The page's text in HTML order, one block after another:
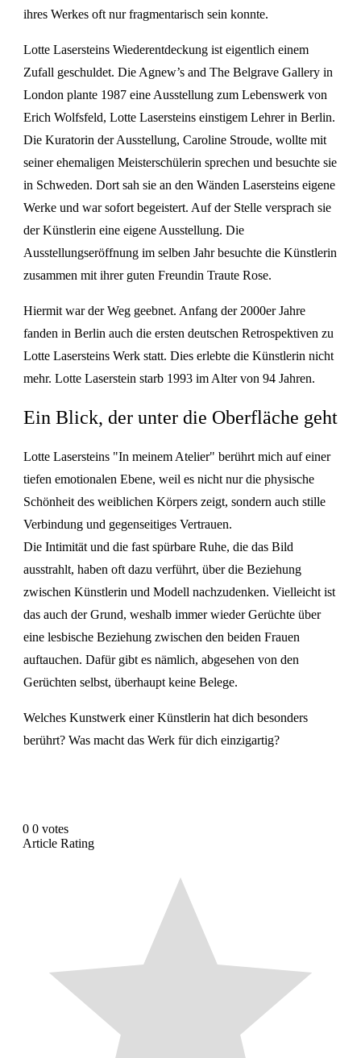
ihres Werkes oft nur fragmentarisch sein konnte.
Lotte Lasersteins Wiederentdeckung ist eigentlich einem
Zufall geschuldet. Die Agnew’s and The Belgrave Gallery in
London plante 1987 eine Ausstellung zum Lebenswerk von
Erich Wolfsfeld, Lotte Lasersteins einstigem Lehrer in Berlin.
Die Kuratorin der Ausstellung, Caroline Stroude, wollte mit
seiner ehemaligen Meisterschülerin sprechen und besuchte sie
in Schweden. Dort sah sie an den Wänden Lasersteins eigene
Werke und war sofort begeistert. Auf der Stelle versprach sie
der Künstlerin eine eigene Ausstellung. Die
Ausstellungseröffnung im selben Jahr besuchte die Künstlerin
zusammen mit ihrer guten Freundin Traute Rose.
Hiermit war der Weg geebnet. Anfang der 2000er Jahre
fanden in Berlin auch die ersten deutschen Retrospektiven zu
Lotte Lasersteins Werk statt. Dies erlebte die Künstlerin nicht
mehr. Lotte Laserstein starb 1993 im Alter von 94 Jahren.
Ein Blick, der unter die Oberfläche geht
Lotte Lasersteins "In meinem Atelier" berührt mich auf einer
tiefen emotionalen Ebene, weil es nicht nur die physische
Schönheit des weiblichen Körpers zeigt, sondern auch stille
Verbindung und gegenseitiges Vertrauen.
Die Intimität und die fast spürbare Ruhe, die das Bild
ausstrahlt, haben oft dazu verführt, über die Beziehung
zwischen Künstlerin und Modell nachzudenken. Vielleicht ist
das auch der Grund, weshalb immer wieder Gerüchte über
eine lesbische Beziehung zwischen den beiden Frauen
auftauchen. Dafür gibt es nämlich, abgesehen von den
Gerüchten selbst, überhaupt keine Belege.
Welches Kunstwerk einer Künstlerin hat dich besonders
berührt? Was macht das Werk für dich einzigartig?
0 0 votes
Article Rating